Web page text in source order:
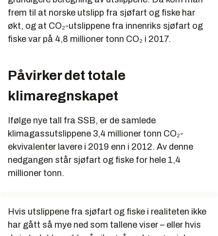
frem til at norske utslipp fra sjøfart og fiske har
økt, og at CO₂-utslippene fra innenriks sjøfart og
fiske var på 4,8 millioner tonn CO₂ i 2017.
Påvirker det totale
klimaregnskapet
Ifølge nye tall fra SSB, er de samlede
klimagassutslippene 3,4 millioner tonn CO₂-
ekvivalenter lavere i 2019 enn i 2012. Av denne
nedgangen står sjøfart og fiske for hele 1,4
millioner tonn.
Hvis utslippene fra sjøfart og fiske i realiteten ikke
har gått så mye ned som tallene viser – eller hvis